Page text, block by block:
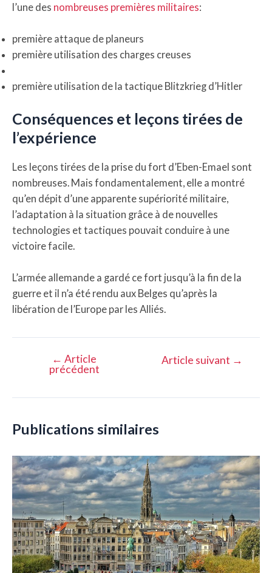
l’une des nombreuses premières militaires:
première attaque de planeurs
première utilisation des charges creuses
première utilisation de la tactique Blitzkrieg d’Hitler
Conséquences et leçons tirées de
l’expérience
Les leçons tirées de la prise du fort d’Eben-Emael sont
nombreuses. Mais fondamentalement, elle a montré
qu’en dépit d’une apparente supériorité militaire,
l’adaptation à la situation grâce à de nouvelles
technologies et tactiques pouvait conduire à une
victoire facile.
L’armée allemande a gardé ce fort jusqu’à la fin de la
guerre et il n’a été rendu aux Belges qu’après la
libération de l’Europe par les Alliés.
Navigation
← Article
précédent
Article suivant →
Publications similaires